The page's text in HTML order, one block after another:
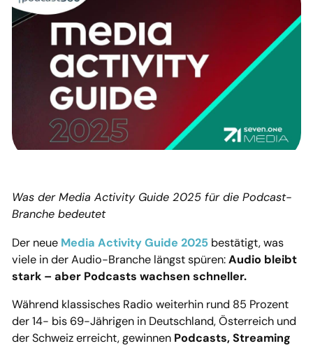
Was der Media Activity Guide 2025 für die Podcast-
Branche bedeutet
Der neue Media Activity Guide 2025 bestätigt, was
viele in der Audio-Branche längst spüren:Audio bleibt
stark – aber Podcasts wachsen schneller.
Während klassisches Radio weiterhin rund 85 Prozent
der 14- bis 69-Jährigen in Deutschland, Österreich und
der Schweiz erreicht, gewinnen Podcasts, Streaming